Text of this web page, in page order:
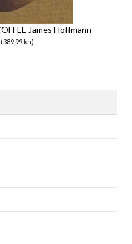
James Hoffmann
(389,99 kn)